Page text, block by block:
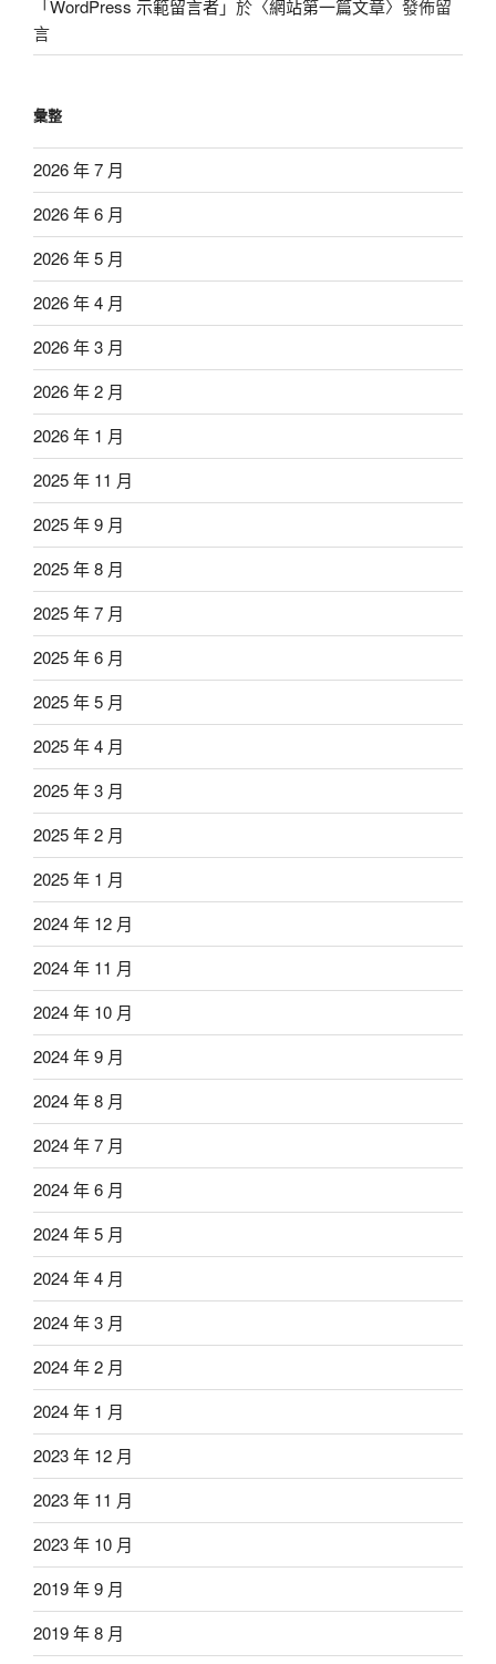
「WordPress 示範留言者」於〈網站第一篇文章〉發佈留
言
彙整
2026 年 7 月
2026 年 6 月
2026 年 5 月
2026 年 4 月
2026 年 3 月
2026 年 2 月
2026 年 1 月
2025 年 11 月
2025 年 9 月
2025 年 8 月
2025 年 7 月
2025 年 6 月
2025 年 5 月
2025 年 4 月
2025 年 3 月
2025 年 2 月
2025 年 1 月
2024 年 12 月
2024 年 11 月
2024 年 10 月
2024 年 9 月
2024 年 8 月
2024 年 7 月
2024 年 6 月
2024 年 5 月
2024 年 4 月
2024 年 3 月
2024 年 2 月
2024 年 1 月
2023 年 12 月
2023 年 11 月
2023 年 10 月
2019 年 9 月
2019 年 8 月